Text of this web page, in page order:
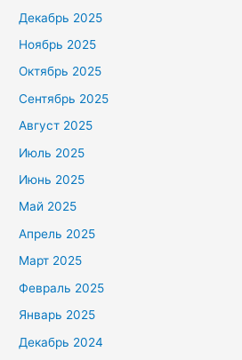
Декабрь 2025
Ноябрь 2025
Октябрь 2025
Сентябрь 2025
Август 2025
Июль 2025
Июнь 2025
Май 2025
Апрель 2025
Март 2025
Февраль 2025
Январь 2025
Декабрь 2024